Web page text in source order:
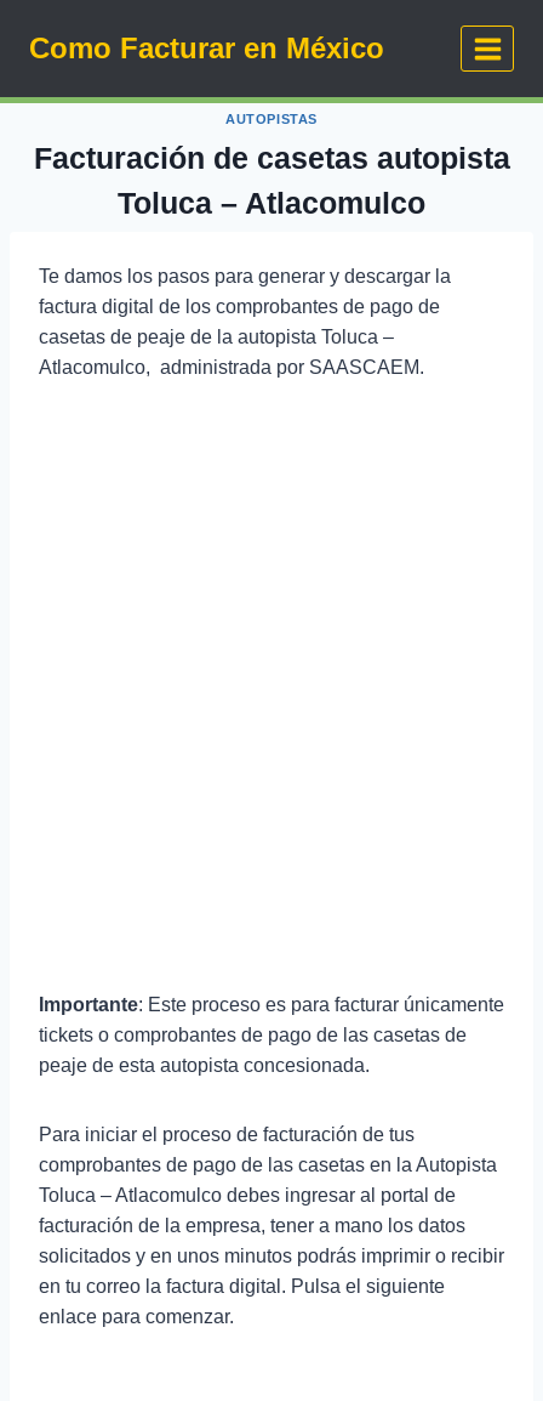
Como Facturar en México
AUTOPISTAS
Facturación de casetas autopista
Toluca – Atlacomulco
Te damos los pasos para generar y descargar la
factura digital de los comprobantes de pago de
casetas de peaje de la autopista Toluca –
Atlacomulco, administrada por SAASCAEM.
Importante: Este proceso es para facturar únicamente
tickets o comprobantes de pago de las casetas de
peaje de esta autopista concesionada.
Para iniciar el proceso de facturación de tus
comprobantes de pago de las casetas en la Autopista
Toluca – Atlacomulco debes ingresar al portal de
facturación de la empresa, tener a mano los datos
solicitados y en unos minutos podrás imprimir o recibir
en tu correo la factura digital. Pulsa el siguiente
enlace para comenzar.